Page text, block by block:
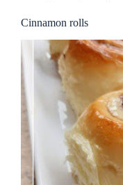
Cinnamon rolls